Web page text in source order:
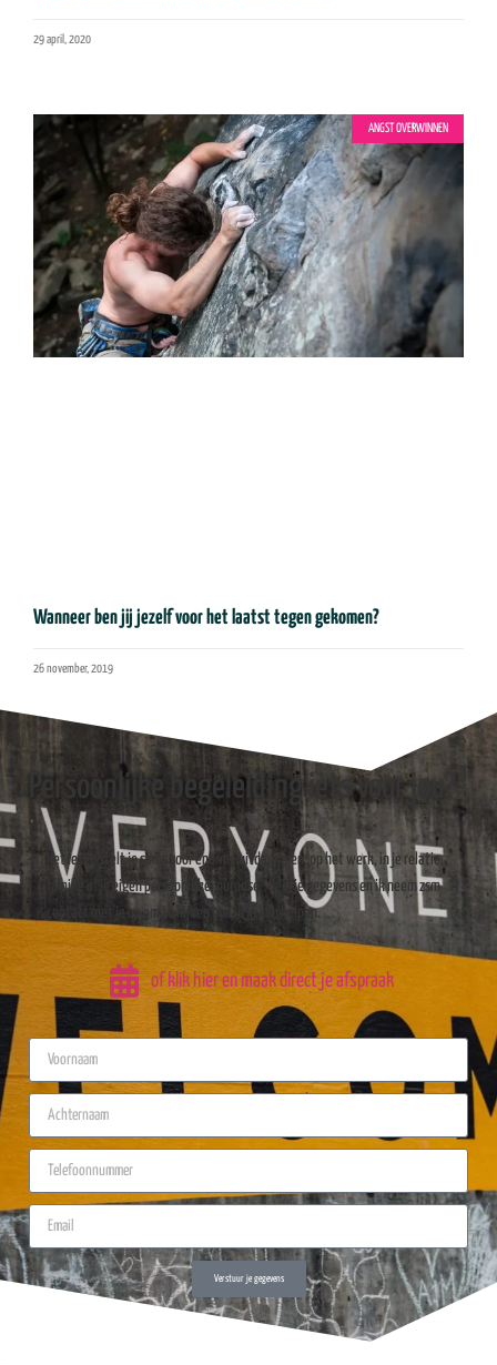
29 april, 2020
ANGST OVERWINNEN
Wanneer ben jij jezelf voor het laatst tegen gekomen?
26 november, 2019
Persoonlijke begeleiding iets voor jou?
Het leven stelt je soms voor enorme uitdagingen; op het werk, in je relatie,
familie of je eigen persoonlijke ‘purpose’. Deel je gegevens en ik neem zsm
contact met je op om te kijken hoe ik je kan helpen.
of klik hier en maak direct je afspraak
Verstuur je gegevens